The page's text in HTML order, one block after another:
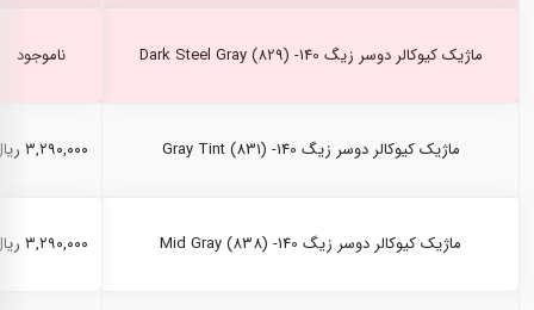
ماژیک کیوکالر دوسر زیگ Dark Steel Gray (829) -140 ناموجود
ماژیک کیوکالر دوسر زیگ Gray Tint (831) -140 ۳,۲۹۰,۰۰۰ ریال
ماژیک کیوکالر دوسر زیگ Mid Gray (838) -140 ۳,۲۹۰,۰۰۰ ریال